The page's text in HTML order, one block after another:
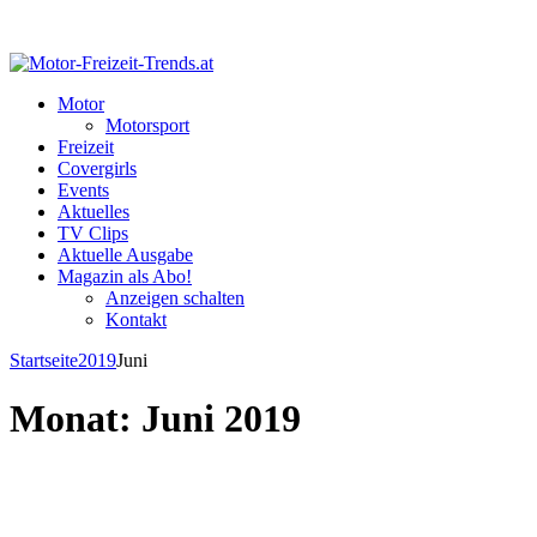
Motor
Motorsport
Freizeit
Covergirls
Events
Aktuelles
TV Clips
Aktuelle Ausgabe
Magazin als Abo!
Anzeigen schalten
Kontakt
Startseite2019Juni
Monat: Juni 2019